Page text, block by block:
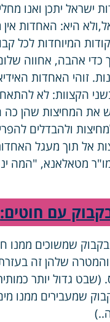
ישראל יתכן ואנו
היא: האחדות
המיוחדות לכל
כדי אהבה, אחווה
זוהי האחדות
הקצוות: לא
את המחיצות שהן כה
ולהבדלים
אל תוך מעגל
מטאלאנא, "המה
עם חוטים:
שמשוכים ממנו
שלהן זה
(שבט גדול יותר
שמעבירים ממנו